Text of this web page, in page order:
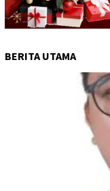
BERITA UTAMA